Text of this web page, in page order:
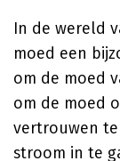
In de wereld
moed een
om de moed
om de moed
vertrouwen
stroom in te